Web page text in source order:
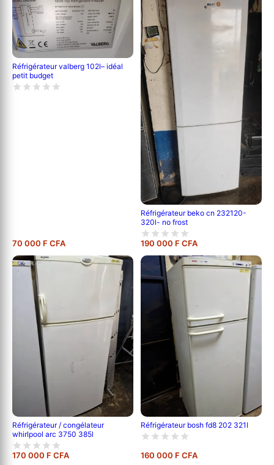
Réfrigérateur valberg 102l– idéal
petit budget
70 000 F CFA
Réfrigérateur beko cn 232120-
320l- no frost
190 000 F CFA
Réfrigérateur / congélateur
whirlpool arc 3750 385l
170 000 F CFA
Réfrigérateur bosh fd8 202 321l
160 000 F CFA